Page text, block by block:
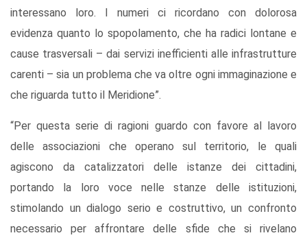
interessano loro. I numeri ci ricordano con dolorosa
evidenza quanto lo spopolamento, che ha radici lontane e
cause trasversali – dai servizi inefficienti alle infrastrutture
carenti – sia un problema che va oltre ogni immaginazione e
che riguarda tutto il Meridione”.
“Per questa serie di ragioni guardo con favore al lavoro
delle associazioni che operano sul territorio, le quali
agiscono da catalizzatori delle istanze dei cittadini,
portando la loro voce nelle stanze delle istituzioni,
stimolando un dialogo serio e costruttivo, un confronto
necessario per affrontare delle sfide che si rivelano